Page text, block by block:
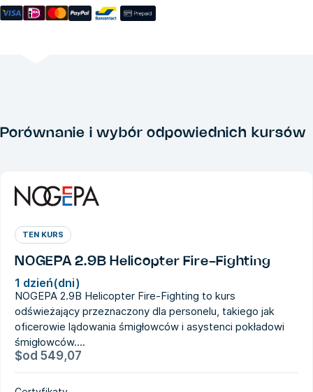
Porównanie i wybór odpowiednich kursów
TEN KURS
NOGEPA 2.9B Helicopter Fire-Fighting
1 dzień(dni)
NOGEPA 2.9B Helicopter Fire-Fighting to kurs
odświeżający przeznaczony dla personelu, takiego jak
oficerowie lądowania śmigłowców i asystenci pokładowi
śmigłowców....
$od 549,07